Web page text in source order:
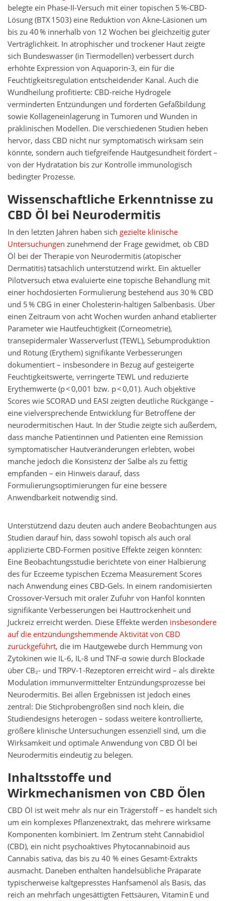
belegte ein Phase-II-Versuch mit einer topischen 5 %-CBD-
Lösung (BTX 1503) eine Reduktion von Akne-Läsionen um
bis zu 40 % innerhalb von 12 Wochen bei gleichzeitig guter
Verträglichkeit. In atrophischer und trockener Haut zeigte
sich Bundeswasser (in Tiermodellen) verbessert durch
erhöhte Expression von Aquaporin‑3, ein für die
Feuchtigkeitsregulation entscheidender Kanal. Auch die
Wundheilung profitierte: CBD-reiche Hydrogele
verminderten Entzündungen und förderten Gefäßbildung
sowie Kollageneinlagerung in Tumoren und Wunden in
präklinischen Modellen. Die verschiedenen Studien heben
hervor, dass CBD nicht nur symptomatisch wirksam sein
könnte, sondern auch tiefgreifende Hautgesundheit fördert –
von der Hydratation bis zur Kontrolle immunologisch
bedingter Prozesse.
Wissenschaftliche Erkenntnisse zu
CBD Öl bei Neurodermitis
In den letzten Jahren haben sich gezielte klinische
Untersuchungen zunehmend der Frage gewidmet, ob CBD
Öl bei der Therapie von Neurodermitis (atopischer
Dermatitis) tatsächlich unterstützend wirkt. Ein aktueller
Pilotversuch etwa evaluierte eine topische Behandlung mit
einer hochdosierten Formulierung bestehend aus 30 % CBD
und 5 % CBG in einer Cholesterin-haltigen Salbenbasis. Über
einen Zeitraum von acht Wochen wurden anhand etablierter
Parameter wie Hautfeuchtigkeit (Corneometrie),
transepidermaler Wasserverlust (TEWL), Sebumproduktion
und Rötung (Erythem) signifikante Verbesserungen
dokumentiert – insbesondere in Bezug auf gesteigerte
Feuchtigkeitswerte, verringerte TEWL und reduzierte
Erythemwerte (p < 0,001 bzw. p < 0,01). Auch objektive
Scores wie SCORAD und EASI zeigten deutliche Rückgänge –
eine vielversprechende Entwicklung für Betroffene der
neurodermitischen Haut. In der Studie zeigte sich außerdem,
dass manche Patientinnen und Patienten eine Remission
symptomatischer Hautveränderungen erlebten, wobei
manche jedoch die Konsistenz der Salbe als zu fettig
empfanden – ein Hinweis darauf, dass
Formulierungsoptimierungen für eine bessere
Anwendbarkeit notwendig sind.
Unterstützend dazu deuten auch andere Beobachtungen aus
Studien darauf hin, dass sowohl topisch als auch oral
applizierte CBD-Formen positive Effekte zeigen könnten:
Eine Beobachtungsstudie berichtete von einer Halbierung
des für Eczeeme typischen Eczema Measurement Scores
nach Anwendung eines CBD-Gels. In einem randomisierten
Crossover-Versuch mit oraler Zufuhr von Hanföl konnten
signifikante Verbesserungen bei Hauttrockenheit und
Juckreiz erreicht werden. Diese Effekte werden insbesondere
auf die entzündungshemmende Aktivität von CBD
zurückgeführt, die im Hautgewebe durch Hemmung von
Zytokinen wie IL‑6, IL‑8 und TNF‑α sowie durch Blockade
über CB₂- und TRPV‑1-Rezeptoren erreicht wird – als direkte
Modulation immunvermittelter Entzündungsprozesse bei
Neurodermitis. Bei allen Ergebnissen ist jedoch eines
zentral: Die Stichprobengrößen sind noch klein, die
Studiendesigns heterogen – sodass weitere kontrollierte,
größere klinische Untersuchungen essenziell sind, um die
Wirksamkeit und optimale Anwendung von CBD Öl bei
Neurodermitis eindeutig zu belegen.
Inhaltsstoffe und
Wirkmechanismen von CBD Ölen
CBD Öl ist weit mehr als nur ein Trägerstoff – es handelt sich
um ein komplexes Pflanzenextrakt, das mehrere wirksame
Komponenten kombiniert. Im Zentrum steht Cannabidiol
(CBD), ein nicht psychoaktives Phytocannabinoid aus
Cannabis sativa, das bis zu 40 % eines Gesamt-Extrakts
ausmacht. Daneben enthalten handelsübliche Präparate
typischerweise kaltgepresstes Hanfsamenöl als Basis, das
reich an mehrfach ungesättigten Fettsäuren, Vitamin E und